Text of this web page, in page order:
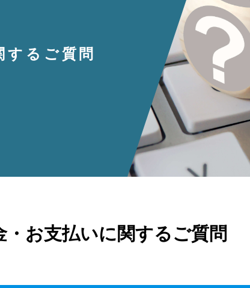
するご質問
・お⽀払いに関するご質問